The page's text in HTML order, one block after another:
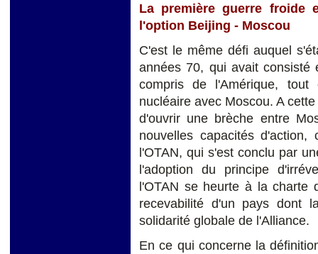
La première guerre froide
l'option Beijing - Moscou
C'est le même défi auquel
années 70, qui avait consisté
compris de l'Amérique,
nucléaire avec Moscou. A
d'ouvrir une brèche entre
nouvelles capacités d'action,
l'OTAN, qui s'est conclu par
l'adoption du principe
l'OTAN se heurte à la charte
recevabilité d'un pays dont
solidarité globale de l'Alliance.
En ce qui concerne la